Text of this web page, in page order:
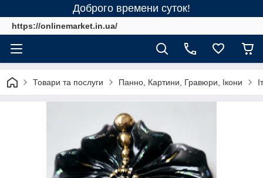
Доброго времени суток!
https://onlinemarket.in.ua/
Товари та послуги Панно, Картини, Гравюри, Ікони